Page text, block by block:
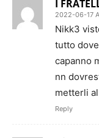
I
2022-06-17
Nikk3
tutto
capanno
nn
metterli
Reply